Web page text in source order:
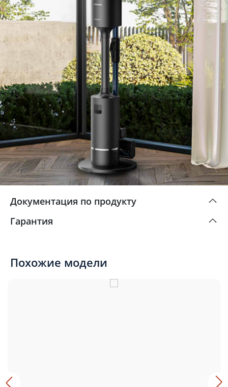
Документация по продукту
Гарантия
Похожие модели